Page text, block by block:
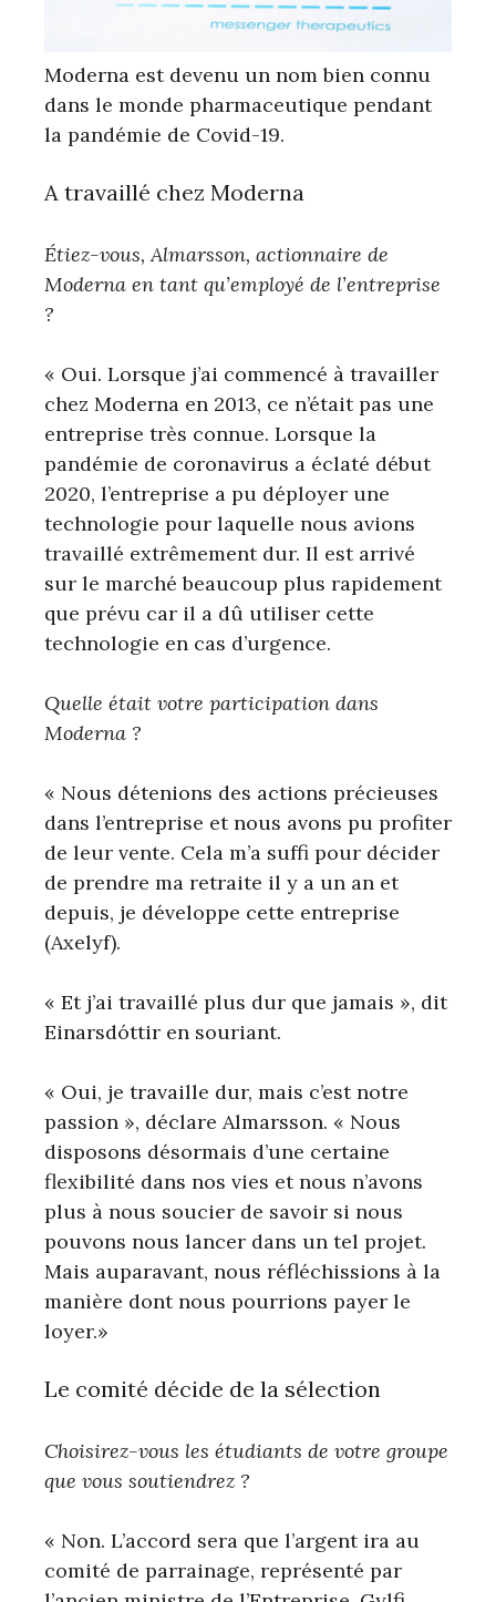
Moderna est devenu un nom bien connu
dans le monde pharmaceutique pendant
la pandémie de Covid-19.
A travaillé chez Moderna
Étiez-vous, Almarsson, actionnaire de
Moderna en tant qu’employé de l’entreprise
?
« Oui. Lorsque j’ai commencé à travailler
chez Moderna en 2013, ce n’était pas une
entreprise très connue. Lorsque la
pandémie de coronavirus a éclaté début
2020, l’entreprise a pu déployer une
technologie pour laquelle nous avions
travaillé extrêmement dur. Il est arrivé
sur le marché beaucoup plus rapidement
que prévu car il a dû utiliser cette
technologie en cas d’urgence.
Quelle était votre participation dans
Moderna ?
« Nous détenions des actions précieuses
dans l’entreprise et nous avons pu profiter
de leur vente. Cela m’a suffi pour décider
de prendre ma retraite il y a un an et
depuis, je développe cette entreprise
(Axelyf).
« Et j’ai travaillé plus dur que jamais », dit
Einarsdóttir en souriant.
« Oui, je travaille dur, mais c’est notre
passion », déclare Almarsson. « Nous
disposons désormais d’une certaine
flexibilité dans nos vies et nous n’avons
plus à nous soucier de savoir si nous
pouvons nous lancer dans un tel projet.
Mais auparavant, nous réfléchissions à la
manière dont nous pourrions payer le
loyer.»
Le comité décide de la sélection
Choisirez-vous les étudiants de votre groupe
que vous soutiendrez ?
« Non. L’accord sera que l’argent ira au
comité de parrainage, représenté par